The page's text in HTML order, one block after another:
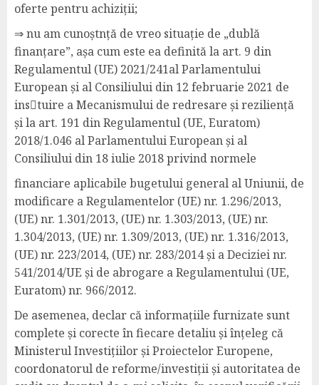
oferte pentru achiziții;
⇒ nu am cunoștnță de vreo situație de „dublă
finanțare”, așa cum este ea definită la art. 9 din
Regulamentul (UE) 2021/241al Parlamentului
European și al Consiliului din 12 februarie 2021 de
ins􀆟tuire a Mecanismului de redresare și reziliență
și la art. 191 din Regulamentul (UE, Euratom)
2018/1.046 al Parlamentului European și al
Consiliului din 18 iulie 2018 privind normele
financiare aplicabile bugetului general al Uniunii, de
modificare a Regulamentelor (UE) nr. 1.296/2013,
(UE) nr. 1.301/2013, (UE) nr. 1.303/2013, (UE) nr.
1.304/2013, (UE) nr. 1.309/2013, (UE) nr. 1.316/2013,
(UE) nr. 223/2014, (UE) nr. 283/2014 și a Deciziei nr.
541/2014/UE și de abrogare a Regulamentului (UE,
Euratom) nr. 966/2012.
De asemenea, declar că informațiile furnizate sunt
complete și corecte în fiecare detaliu și înțeleg că
Ministerul Investițiilor și Proiectelor Europene,
coordonatorul de reforme/investiții și autoritatea de